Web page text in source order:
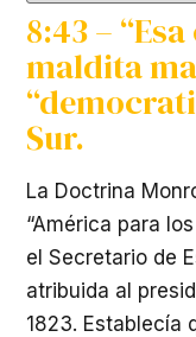
8:43 –
maldita
Sur.
La Doctrina
“América para
el Secretario de
atribuida al
1823. Establecía